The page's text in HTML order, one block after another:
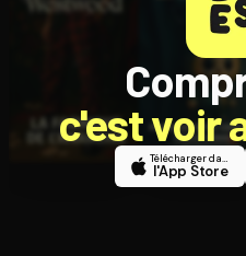
c'est voir
Télécharger dans
l'App Store